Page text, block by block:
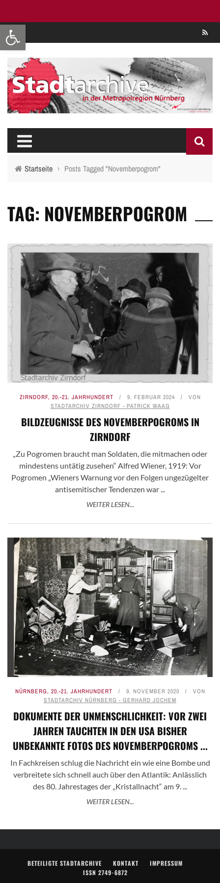
Werkzeugleiste öffnen
Startseite › Posts Tagged "Novemberpogrom"
TAG: NOVEMBERPOGROM
ZIRNDORF, 20.-21. JAHRHUNDERT 9. FEBRUAR 2024
VON
STADTARCHIV ZIRNDORF - PATRICK WAAG
BILDZEUGNISSE DES NOVEMBERPOGROMS IN
ZIRNDORF
„Zu Pogromen braucht man Soldaten, die mitmachen oder
mindestens untätig zusehen“ Alfred Wiener, 1919: Vor
Pogromen „Wieners Warnung vor den Folgen ungezügelter
antisemitischer Tendenzen war ...
WEITER LESEN...
NÜRNBERG, 20.-21. JAHRHUNDERT 9. NOVEMBER 2020
VON
STADTARCHIV NÜRNBERG - GERHARD JOCHEM
DOKUMENTE DER UNMENSCHLICHKEIT: VOR ZWEI
JAHREN TAUCHTEN IN DEN USA BISHER
UNBEKANNTE FOTOS DES NOVEMBERPOGROMS ...
In Fachkreisen schlug die Nachricht ein wie eine Bombe und
verbreitete sich schnell auch über den Atlantik: Anlässlich
des 80. Jahrestages der „Kristallnacht“ am 9. ...
WEITER LESEN...
BETEILIGTE STADTARCHIVE KONTAKT
IMPRESSUM
ISSN 2749-6872